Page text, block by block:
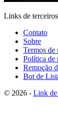
Links de
Contato
Sobre
Termos de
Política de
Remoção
Bot de
© 2026 - Link